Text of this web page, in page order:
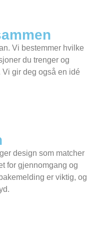
Vi bestemmer hvilke
du trenger og
gir deg også en idé
design som matcher
for gjennomgang og
er viktig, og